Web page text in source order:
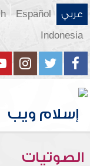
عربي Español
Indonesia
الصوتيات